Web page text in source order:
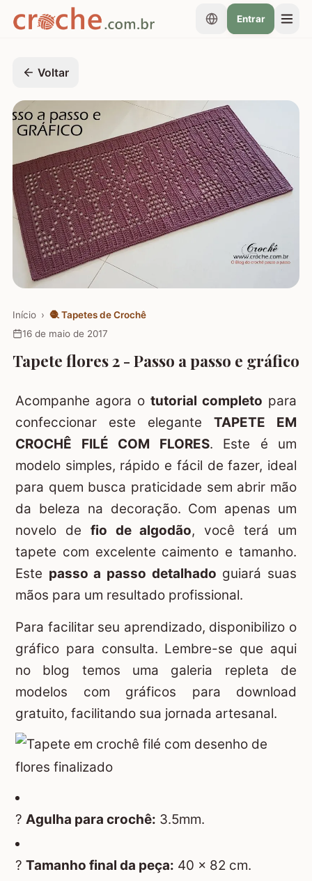
Entrar
Voltar
Início › 🧶 Tapetes de Crochê
16 de maio de 2017
Tapete flores 2 - Passo a passo e gráfico
Acompanhe agora o tutorial completo para
confeccionar este elegante TAPETE EM
CROCHÊ FILÉ COM FLORES. Este é um
modelo simples, rápido e fácil de fazer, ideal
para quem busca praticidade sem abrir mão
da beleza na decoração. Com apenas um
novelo de fio de algodão, você terá um
tapete com excelente caimento e tamanho.
Este passo a passo detalhado guiará suas
mãos para um resultado profissional.
Para facilitar seu aprendizado, disponibilizo o
gráfico para consulta. Lembre-se que aqui
no blog temos uma galeria repleta de
modelos com gráficos para download
gratuito, facilitando sua jornada artesanal.
? Agulha para crochê: 3.5mm.
? Tamanho final da peça: 40 x 82 cm.